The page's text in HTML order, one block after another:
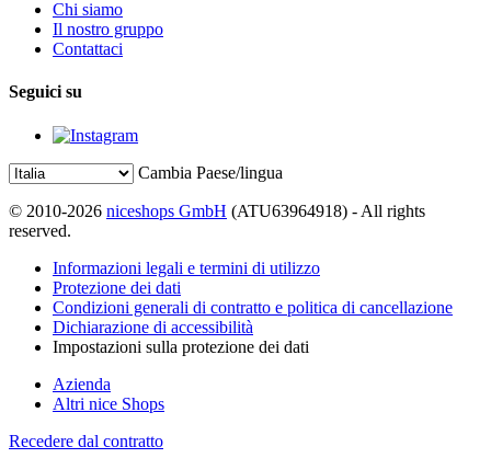
Chi siamo
Il nostro gruppo
Contattaci
Seguici su
Cambia Paese/lingua
© 2010-2026 niceshops GmbH (ATU63964918) - All rights
reserved.
Informazioni legali e termini di utilizzo
Protezione dei dati
Condizioni generali di contratto e politica di cancellazione
Dichiarazione di accessibilità
Impostazioni sulla protezione dei dati
Azienda
Altri nice Shops
Recedere dal contratto